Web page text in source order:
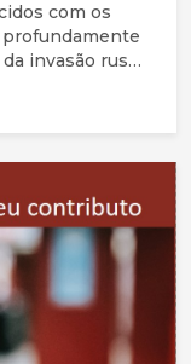
com os
invasão russa
possam ser